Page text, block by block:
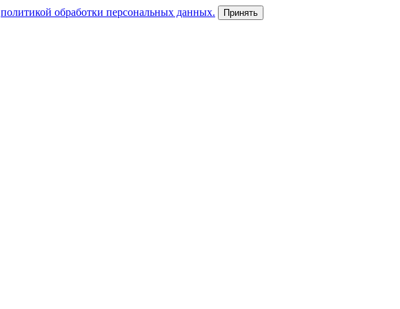
политикой обработки персональных данных. Принять